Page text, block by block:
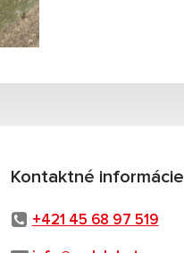
Kontaktné informácie
+421 45 68 97 519